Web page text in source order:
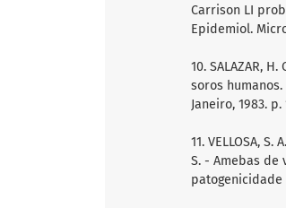
Carrison LI
Epidemiol.
10. SALAZAR,
soros humanos.
Janeiro, 1983.
11. VELLOSA, S.
S. - Amebas de
patogenicidade